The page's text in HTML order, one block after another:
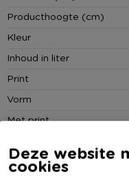
Deze website
cookies
chocolademelk of zelfs
Producthoogte (cm)
Kleur
Inhoud in liter
Print
Vorm
Met print
Geschikt voor magnetron